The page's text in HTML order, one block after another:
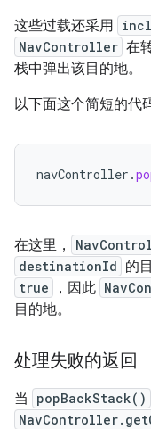
这些过载还采用
NavController 在
栈中弹出该目的地。
以下面这个简短的代
navController .
在这里，
destinationId 的
true ，因此
目的地。
处理失败的返回
当 popBackStack()